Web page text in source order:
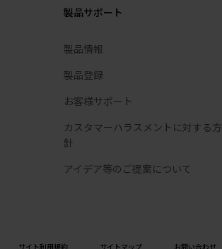
製品サポート
製品情報
製品登録
お客様サポート
カスタマーハラスメントに対する方
針
アイデア等のご提案について